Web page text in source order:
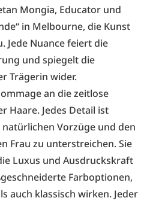
Mongia, Educator und
in Melbourne, die Kunst
Jede Nuance feiert die
und spiegelt die
Trägerin wider.
an die zeitlose
Haare. Jedes Detail ist
Vorzüge und den
Frau zu unterstreichen. Sie
Luxus und Ausdruckskraft
Farboptionen,
auch klassisch wirken. Jeder